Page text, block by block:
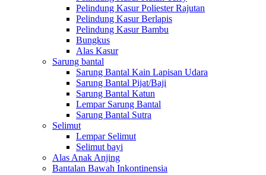
Pelindung Kasur Poliester Rajutan
Pelindung Kasur Berlapis
Pelindung Kasur Bambu
Bungkus
Alas Kasur
Sarung bantal
Sarung Bantal Kain Lapisan Udara
Sarung Bantal Pijat/Baji
Sarung Bantal Katun
Lempar Sarung Bantal
Sarung Bantal Sutra
Selimut
Lempar Selimut
Selimut bayi
Alas Anak Anjing
Bantalan Bawah Inkontinensia